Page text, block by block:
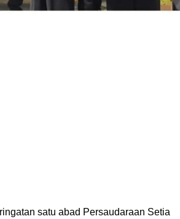
satu abad Persaudaraan Setia